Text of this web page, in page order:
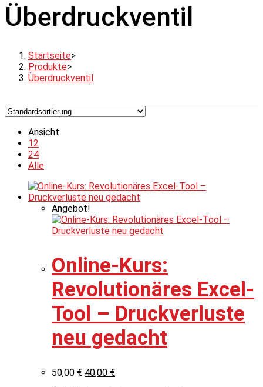
Überdruckventil
Startseite>
Produkte>
Überdruckventil
Ansicht:
12
24
Alle
Angebot!
Online-Kurs:
Revolutionäres Excel-
Tool – Druckverluste
neu gedacht
50,00€ 40,00 €